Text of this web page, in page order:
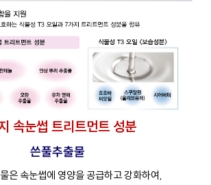
속눈썹 트리트먼트 성분
쓴풀추출물
은 속눈썹에 영양을 공급하고 강화하여,